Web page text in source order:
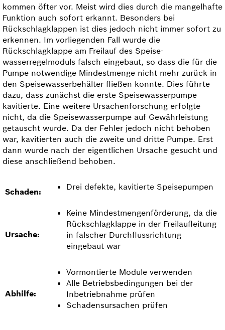
kommen öfter vor. Meist wird dies durch die mangel­hafte
Funktion auch sofort erkannt. Besonders bei
Rückschlagklappen ist dies jedoch nicht immer sofort zu
erkennen. Im vorliegenden Fall wurde die
Rückschlagklappe am Freilauf des Speise­
wasserregelmoduls falsch eingebaut, so dass die für die
Pumpe notwendige Mindestmenge nicht mehr zurück in
den Speise­wasserbehälter fließen konnte. Dies führte
dazu, dass zunächst die erste Speise­wasserpumpe
kavitierte. Eine weitere Ursachenforschung erfolgte
nicht, da die Speise­wasserpumpe auf Gewährleistung
getauscht wurde. Da der Fehler jedoch nicht behoben
war, kavitierten auch die zweite und dritte Pumpe. Erst
dann wurde nach der eigentlichen Ursache gesucht und
diese anschließend behoben.
Schaden: Drei defekte, kavitierte Speisepumpen
Ursache:
Keine Mindestmengenförderung, da die
Rückschlagklappe in der Freilauf­leitung
in falscher Durchflussrichtung
eingebaut war
Abhilfe:
Vormontierte Module verwenden
Alle Betriebsbedingungen bei der
Inbetriebnahme prüfen
Schadensursachen prüfen